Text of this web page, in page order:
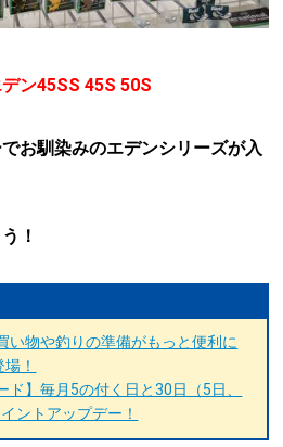
ン45SS 45S 50S
お馴染みのエデンシリーズが入
！
い物や釣りの準備がもっと便利に
！
ド】毎月5の付く日と30日（5日、
ントアップデー！